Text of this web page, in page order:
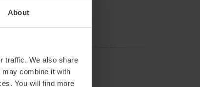
About
traffic. We also share
combine it with
You will find more